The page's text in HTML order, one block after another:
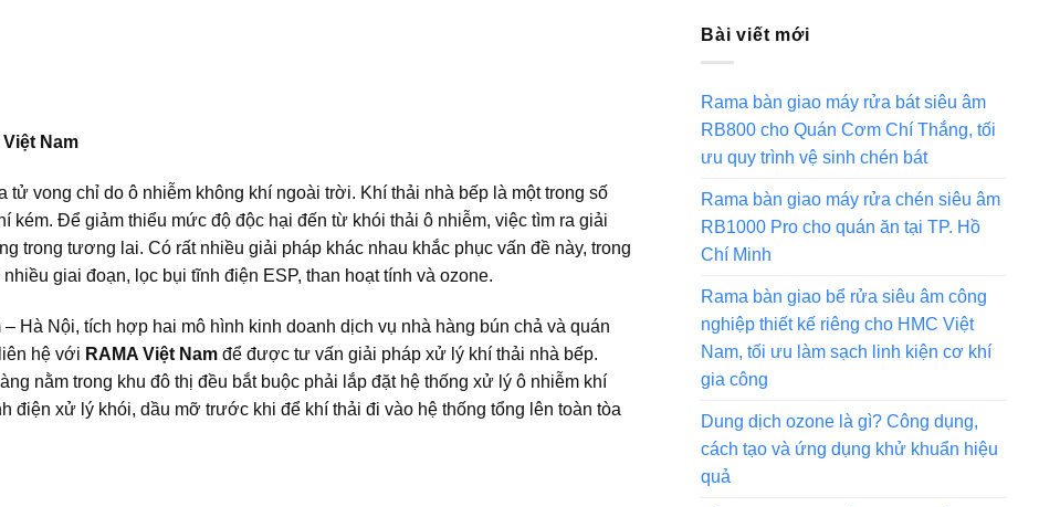
Nam
vong chỉ do ô nhiễm không khí ngoài trời. Khí thải nhà bếp là một trong số
Để giảm thiểu mức độ độc hại đến từ khói thải ô nhiễm, việc tìm ra giải
trong tương lai. Có rất nhiều giải pháp khác nhau khắc phục vấn đề này, trong
giai đoạn, lọc bụi tĩnh điện ESP, than hoạt tính và ozone.
Hà Nội, tích hợp hai mô hình kinh doanh dịch vụ nhà hàng bún chả và quán
hệ với RAMA Việt Nam để được tư vấn giải pháp xử lý khí thải nhà bếp.
nằm trong khu đô thị đều bắt buộc phải lắp đặt hệ thống xử lý ô nhiễm khí
điện xử lý khói, dầu mỡ trước khi để khí thải đi vào hệ thống tổng lên toàn tòa
Bài viết mới
Rama bàn giao máy rửa bát siêu âm
RB800 cho Quán Cơm Chí Thắng, tối
ưu quy trình vệ sinh chén bát
Rama bàn giao máy rửa chén siêu âm
RB1000 Pro cho quán ăn tại TP. Hồ
Chí Minh
Rama bàn giao bể rửa siêu âm công
nghiệp thiết kế riêng cho HMC Việt
Nam, tối ưu làm sạch linh kiện cơ khí
gia công
Dung dịch ozone là gì? Công dụng,
cách tạo và ứng dụng khử khuẩn hiệu
quả